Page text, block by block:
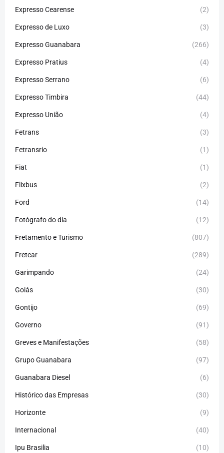
Expresso Cearense (2)
Expresso de Luxo (3)
Expresso Guanabara (266)
Expresso Pratius (4)
Expresso Serrano (6)
Expresso Timbira (44)
Expresso União (4)
Fetrans (3)
Fetransrio (1)
Fiat (1)
Flixbus (2)
Ford (14)
Fotógrafo do dia (12)
Fretamento e Turismo (807)
Fretcar (289)
Garimpando (24)
Goiás (30)
Gontijo (69)
Governo (91)
Greves e Manifestações (58)
Grupo Guanabara (97)
Guanabara Diesel (6)
Histórico das Empresas (30)
Horizonte (9)
Internacional (40)
Ipu Brasilia (10)